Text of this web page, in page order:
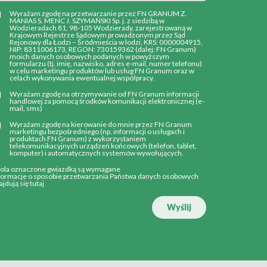
Wyrażam zgodę na przetwarzanie przez FN GRANUM Z.
MANIAS S. MENC J. SZYMAŃSKI Sp. j. z siedzibą w
Wodzieradach 81, 98-105 Wodzierady, zarejestrowaną w
Krajowym Rejestrze Sądowym prowadzonym przez Sąd
Rejonowy dla Łodzi – Śródmieścia w lodzi, KRS: 0000004915,
NIP: 8311006173, REGON: 730159362 (dalej: FN Granum)
moich danych osobowych podanych w powyższym
formularzu (tj. imię, nazwisko, adres e-mail, numer telefonu)
w celu marketingu produktów lub usług FN Granum oraz w
celach wykonywania ewentualnej współpracy.
Wyrażam zgodę na otrzymywanie od FN Granum informacji
handlowej za pomocą środków komunikacji elektronicznej (e-
mail, sms)
Wyrażam zgodę na kierowanie do mnie przez FN Granum
marketingu bezpośredniego (np. informacji o usługach i
produktach FN Granum) z wykorzystaniem
telekomunikacyjnych urządzeń końcowych (telefon, tablet,
komputer) i automatycznych systemów wywołujących.
oznaczone gwiazdką są wymagane
o sposobie przetwarzania Państwa danych osobowych
siętutaj
Wyślij